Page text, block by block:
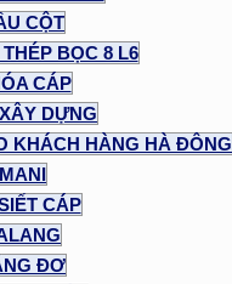
CỘT
BỌC 8 L6
CÁP
DỰNG
KHÁCH HÀNG HÀ ĐÔNG
CÁP
ĐƠ